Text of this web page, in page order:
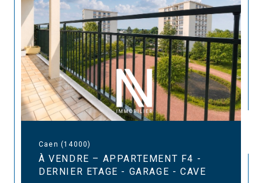
Caen (14000)
À VENDRE – APPARTEMENT F4 -
DERNIER ETAGE - GARAGE - CAVE